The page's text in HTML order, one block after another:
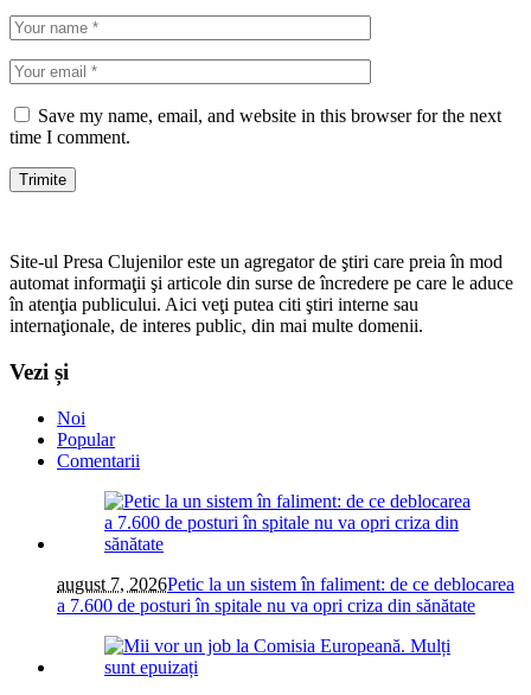
Save my name, email, and website in this browser for the next
time I comment.
Site-ul Presa Clujenilor este un agregator de ştiri care preia în mod
automat informaţii şi articole din surse de încredere pe care le aduce
în atenţia publicului. Aici veţi putea citi ştiri interne sau
internaţionale, de interes public, din mai multe domenii.
Vezi și
Noi
Popular
Comentarii
august 7, 2026Petic la un sistem în faliment: de ce deblocarea
a 7.600 de posturi în spitale nu va opri criza din sănătate